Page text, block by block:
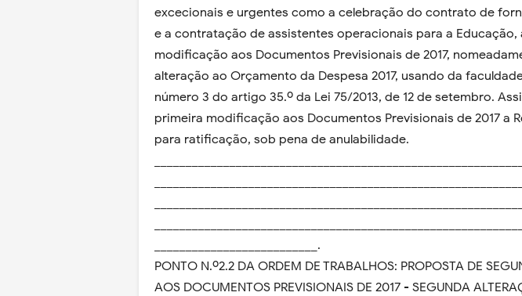
excecionais e urgentes como a celebração do contrato de
e a contratação de assistentes operacionais para a Educação,
modificação aos Documentos Previsionais de 2017,
alteração ao Orçamento da Despesa 2017, usando da
número 3 do artigo 35.º da Lei 75/2013, de 12 de setembro.
primeira modificação aos Documentos Previsionais de 2017 a
para ratificação, sob pena de anulabilidade.
__________________________.
PONTO N.º2.2 DA ORDEM DE TRABALHOS: PROPOSTA DE
AOS DOCUMENTOS PREVISIONAIS DE 2017 - SEGUNDA